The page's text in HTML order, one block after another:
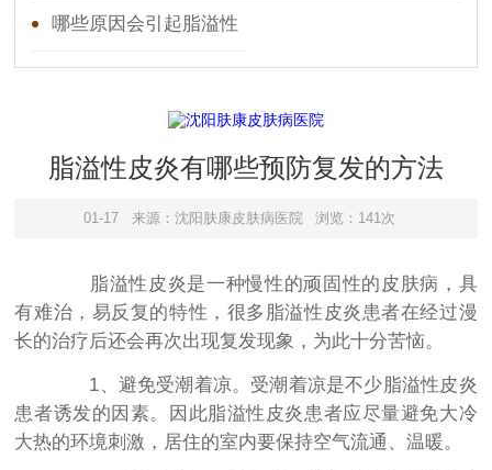
原因哪些原因会引起脂溢性
脂溢性皮炎有哪些预防复发的方法
01-17 来源：沈阳肤康皮肤病医院 浏览：141次
脂溢性皮炎是一种慢性的顽固性的皮肤病，具
有难治，易反复的特性，很多脂溢性皮炎患者在经过漫
长的治疗后还会再次出现复发现象，为此十分苦恼。
1、避免受潮着凉。受潮着凉是不少脂溢性皮炎
患者诱发的因素。因此脂溢性皮炎患者应尽量避免大冷
大热的环境刺激，居住的室内要保持空气流通、温暖。